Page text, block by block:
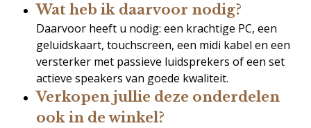
Wat heb ik daarvoor nodig?
Daarvoor heeft u nodig: een krachtige PC, een
geluidskaart, touchscreen, een midi kabel en een
versterker met passieve luidsprekers of een set
actieve speakers van goede kwaliteit.
Verkopen jullie deze onderdelen
ook in de winkel?